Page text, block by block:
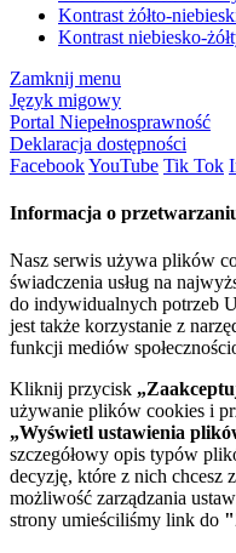
Kontrast żółto-
Kontrast niebiesko-
Zamknij menu
Język migowy
Portal Niepełnosprawność
Deklaracja dostępności
FacebookYouTube Tik Tok
Informacja o
Nasz serwis używa plików
świadczenia usług na
do indywidualnych potrzeb
jest także korzystanie z
funkcji mediów
Kliknij przycisk
używanie plików cookies i
„Wyświetl ustawienia
szczegółowy opis typów
decyzję, które z nich chcesz
możliwość zarządzania
strony umieściliśmy link do